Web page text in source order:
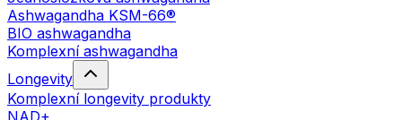
Ashwagandha KSM-66®
BIO ashwagandha
Komplexní ashwagandha
Longevity
Komplexní longevity produkty